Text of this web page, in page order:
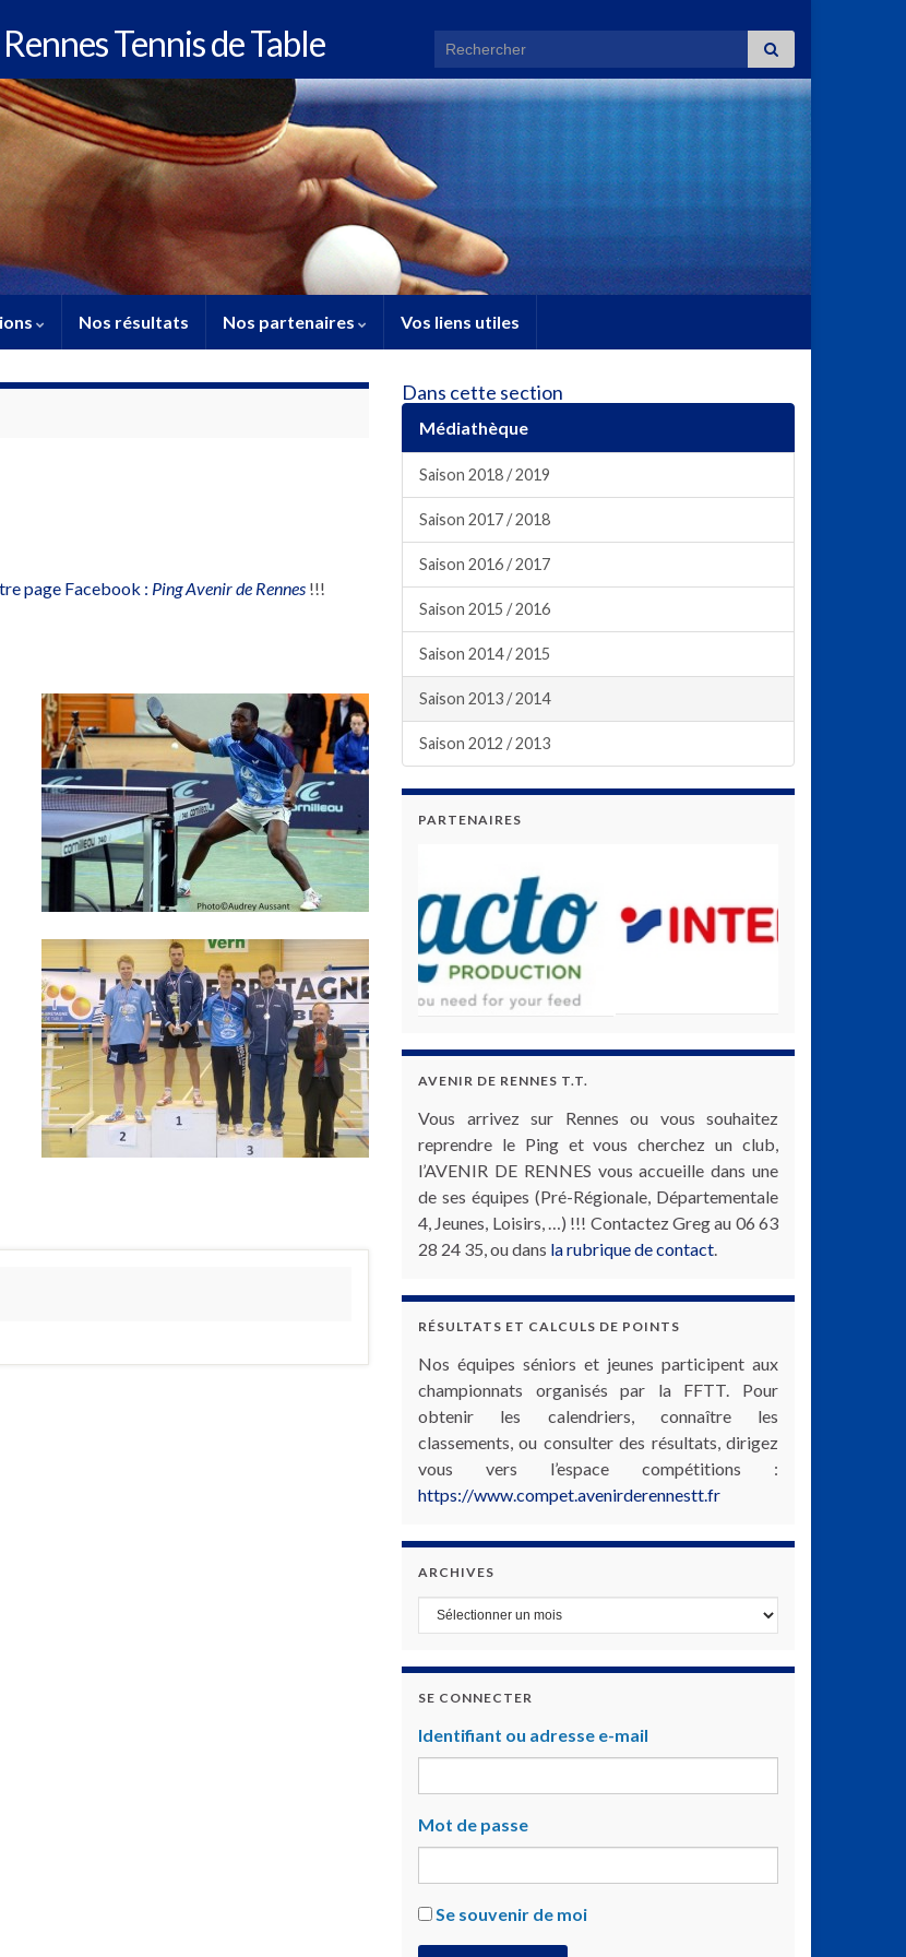
Search for:
Tennis de Table
Nos résultats Nos partenaires Vos liens utiles
page Facebook : Ping Avenir de Rennes !!!
Dans cette section
Médiathèque
Saison 2018 / 2019
Saison 2017 / 2018
Saison 2016 / 2017
Saison 2015 / 2016
Saison 2014 / 2015
Saison 2013 / 2014
Saison 2012 / 2013
PARTENAIRES
AVENIR DE RENNES T.T.
Vous arrivez sur Rennes ou vous souhaitez
reprendre le Ping et vous cherchez un club,
l’AVENIR DE RENNES vous accueille dans une
de ses équipes (Pré-Régionale, Départementale
4, Jeunes, Loisirs, …) !!! Contactez Greg au 06 63
28 24 35, ou dans la rubrique de contact.
RÉSULTATS ET CALCULS DE POINTS
Nos équipes séniors et jeunes participent aux
championnats organisés par la FFTT. Pour
obtenir les calendriers, connaître les
classements, ou consulter des résultats, dirigez
vous vers l’espace compétitions :
https://www.compet.avenirderennestt.fr
ARCHIVES
Archives
SE CONNECTER
Identifiant ou adresse e-mail
Mot de passe
Se souvenir de moi